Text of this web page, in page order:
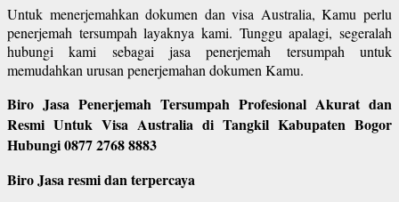
Untuk menerjemahkan dokumen dan visa Australia, Kamu perlu
penerjemah tersumpah layaknya kami. Tunggu apalagi, segeralah
hubungi kami sebagai jasa penerjemah tersumpah untuk
memudahkan urusan penerjemahan dokumen Kamu.
Biro Jasa Penerjemah Tersumpah Profesional Akurat dan
Resmi Untuk Visa Australia di Tangkil Kabupaten Bogor
Hubungi 0877 2768 8883
Biro Jasa resmi dan terpercaya